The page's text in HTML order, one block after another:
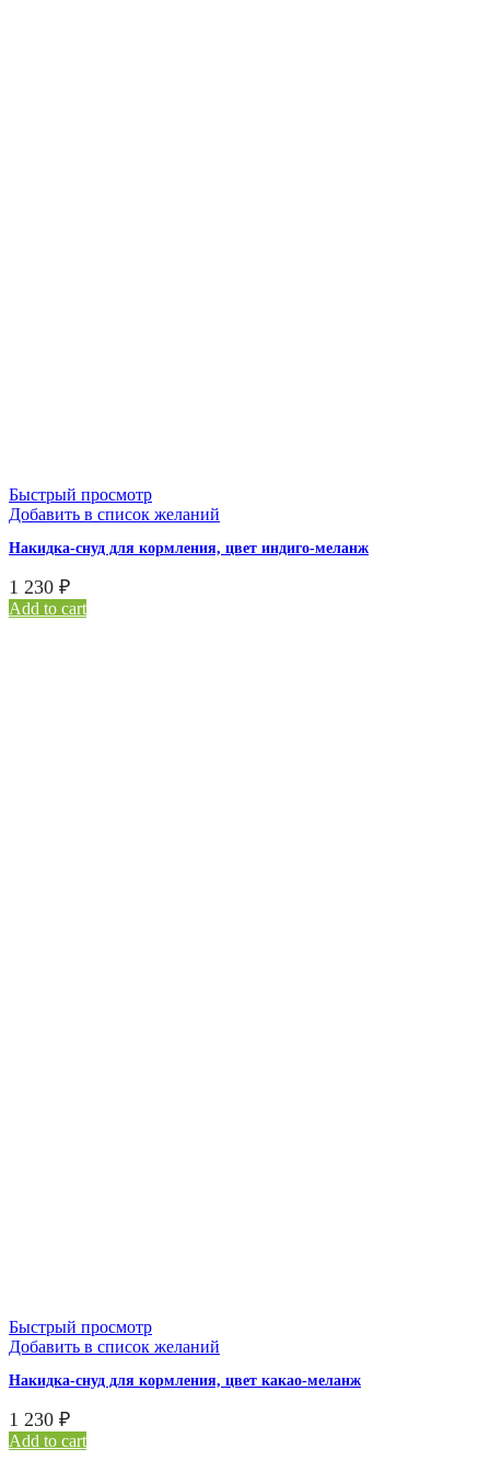
Быстрый просмотр
Добавить в список желаний
Накидка-снуд для кормления, цвет индиго-меланж
1 230 ₽
Add to cart
Быстрый просмотр
Добавить в список желаний
Накидка-снуд для кормления, цвет какао-меланж
1 230 ₽
Add to cart